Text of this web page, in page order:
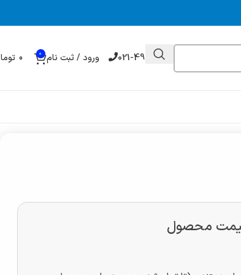
021-49032000 ورود / ثبت نام 0
محصول